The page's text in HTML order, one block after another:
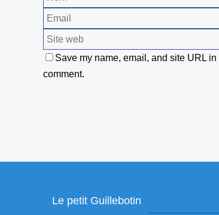
Save my name, email, and site URL
comment.
Le petit Guillebotin